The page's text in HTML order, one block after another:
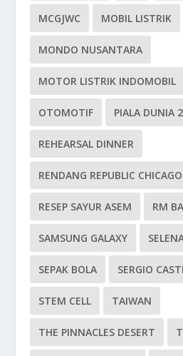
MCGJWC MOBIL LISTRIK
MONDO NUSANTARA
MOTOR LISTRIK INDOMOBIL
OTOMOTIF PIALA DUNIA
REHEARSAL DINNER
RENDANG REPUBLIC CHICAGO
RESEP SAYUR ASEM RM
SAMSUNG GALAXY
SEPAK BOLA SERGIO
STEM CELL TAIWAN
THE PINNACLES DESERT